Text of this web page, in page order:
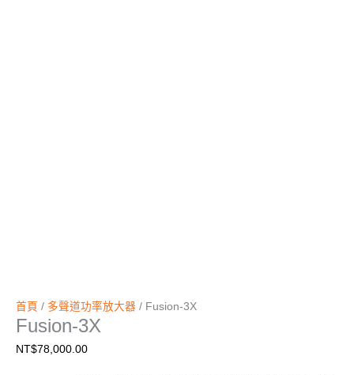
首頁 / 多聲道功率放大器 / Fusion-3X
Fusion-3X
NT$78,000.00